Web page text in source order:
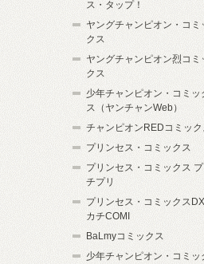
ス・タップ！
ヤングチャンピオン・コミ
クス
ヤングチャンピオン烈コミ
クス
少年チャンピオン・コミッ
ス（ヤンチャンWeb）
チャンピオンREDコミック
プリンセス・コミックス
プリンセス・コミックス プ
チプリ
プリンセス・コミックスDX
カチCOMI
BaLmyコミックス
少年チャンピオン・コミッ